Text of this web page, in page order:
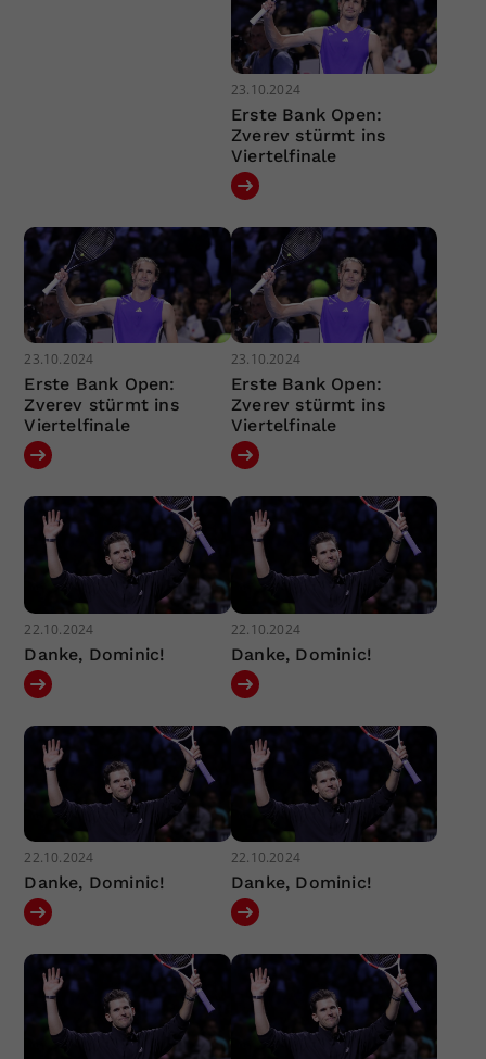
23.10.2024
Erste Bank Open:
Zverev stürmt ins
Viertelfinale
23.10.2024
Erste Bank Open:
Zverev stürmt ins
Viertelfinale
23.10.2024
Erste Bank Open:
Zverev stürmt ins
Viertelfinale
22.10.2024
Danke, Dominic!
22.10.2024
Danke, Dominic!
22.10.2024
Danke, Dominic!
22.10.2024
Danke, Dominic!